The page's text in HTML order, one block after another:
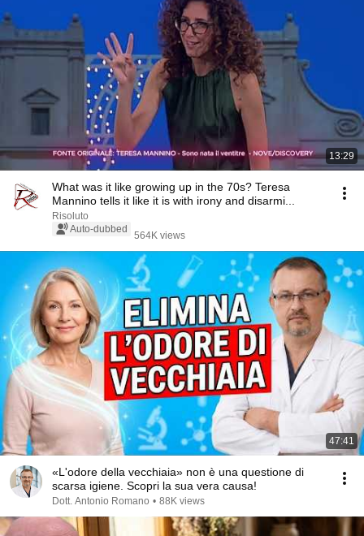
13:29
What was it like growing up in the 70s? Teresa
Mannino tells it like it is with irony and disarmi...
Risoluto
Auto-dubbed
564K views
47:41
«L'odore della vecchiaia» non è una questione di
scarsa igiene. Scopri la sua vera causa!
Dott. Antonio Romano • 88K views